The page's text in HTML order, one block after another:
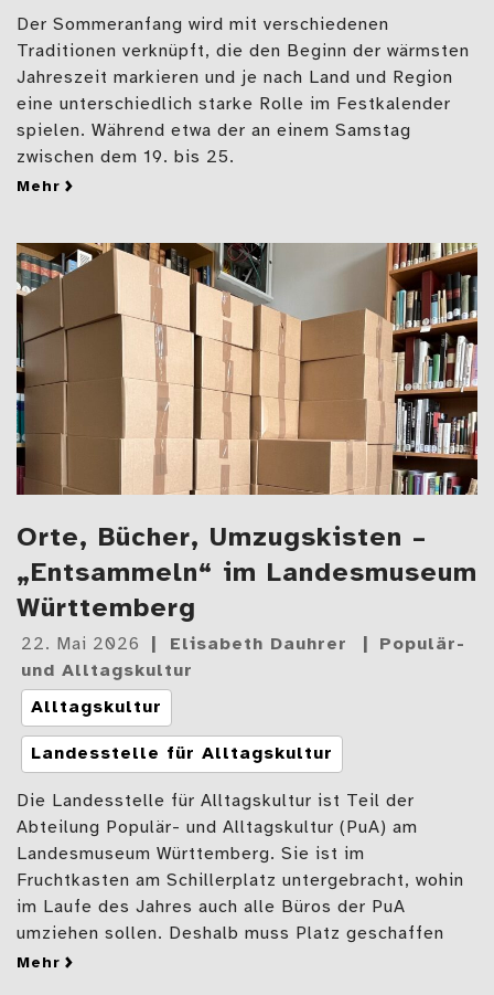
Der Sommeranfang wird mit verschiedenen
Traditionen verknüpft, die den Beginn der wärmsten
Jahreszeit markieren und je nach Land und Region
eine unterschiedlich starke Rolle im Festkalender
spielen. Während etwa der an einem Samstag
zwischen dem 19. bis 25.
mehr
Orte, Bücher, Umzugskisten –
„Entsammeln“ im Landesmuseum
Württemberg
Gepostet
am
22. Mai 2026 Elisabeth Dauhrer
Populär-
und Alltagskultur
Tags
Alltagskultur
Landesstelle für Alltagskultur
Die Landesstelle für Alltagskultur ist Teil der
Abteilung Populär- und Alltagskultur (PuA) am
Landesmuseum Württemberg. Sie ist im
Fruchtkasten am Schillerplatz untergebracht, wohin
im Laufe des Jahres auch alle Büros der PuA
umziehen sollen. Deshalb muss Platz geschaffen
mehr